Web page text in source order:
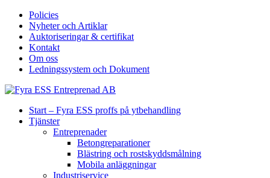
Policies
Nyheter och Artiklar
Auktoriseringar & certifikat
Kontakt
Om oss
Ledningssystem och Dokument
Start – Fyra ESS proffs på ytbehandling
Tjänster
Entreprenader
Betongreparationer
Blästring och rostskyddsmålning
Mobila anläggningar
Industriservice